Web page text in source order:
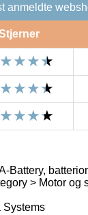
anmeldte
Battery,
> Motor og
Systems